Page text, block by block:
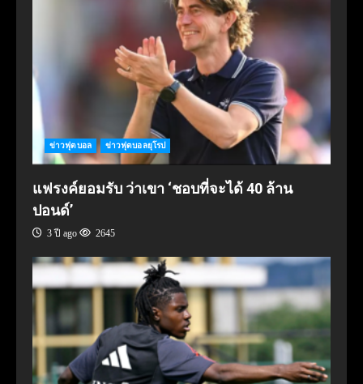
ข่าวฟุตบอล ข่าวฟุตบอลยุโรป
แฟรงค์ยอมรับ ว่าเขา ‘ชอบที่จะได้ 40 ล้าน
ปอนด์’
3 ปี ago 2645